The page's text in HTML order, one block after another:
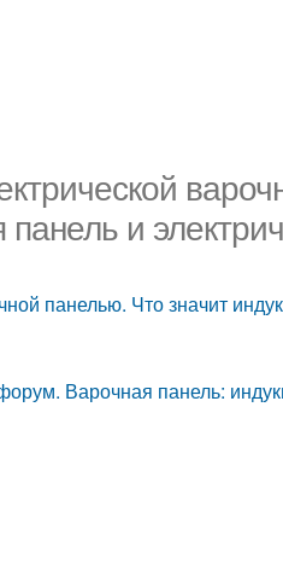
и
панелью. Что значит
Варочная панель: